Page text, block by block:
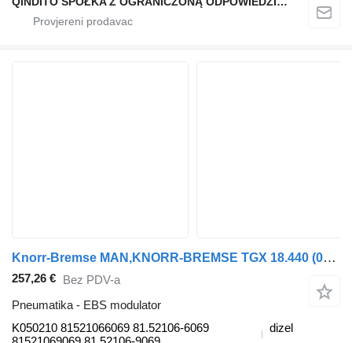
Knorr-Bremse MAN,KNORR-BREMSE TGX 18.440 (01.07-) K050210 EBS modulator za MAN TGL, TGM, TGS, TGX (2005-2021) tegljača
257,26 € Bez PDV-a
Pneumatika - EBS modulator
K050210 81521066069 81.52106-6069
dizel